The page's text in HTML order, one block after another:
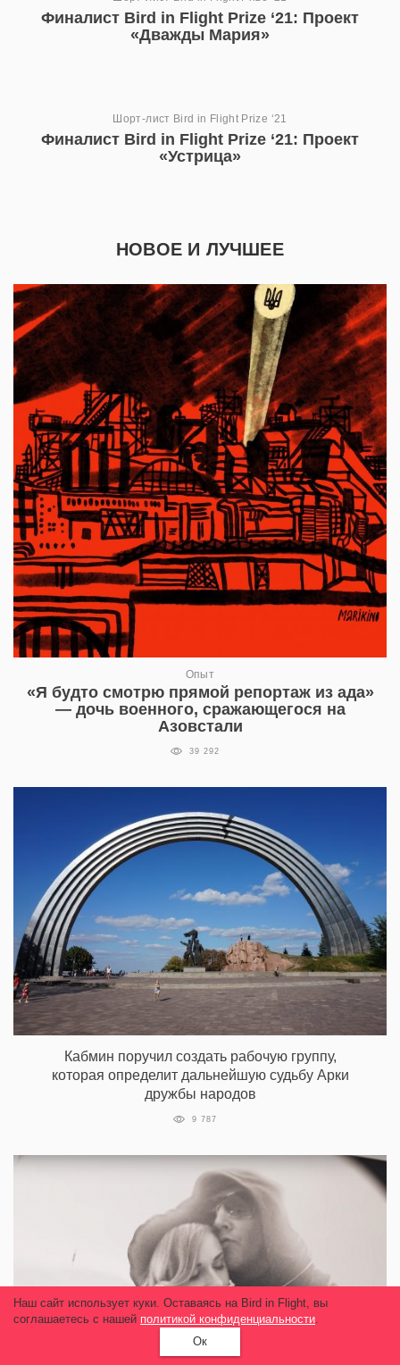
Финалист Bird in Flight Prize ‘21: Проект
«Дважды Мария»
Шорт-лист Bird in Flight Prize ‘21
Финалист Bird in Flight Prize ‘21: Проект
«Устрица»
НОВОЕ И ЛУЧШЕЕ
Опыт
«Я будто смотрю прямой репортаж из ада»
— дочь военного, сражающегося на
Азовстали
39 292
Кабмин поручил создать рабочую группу,
которая определит дальнейшую судьбу Арки
дружбы народов
9 787
Наш сайт использует куки. Оставаясь на Bird in Flight, вы
соглашаетесь с нашей политикой конфиденциальности.
Ок